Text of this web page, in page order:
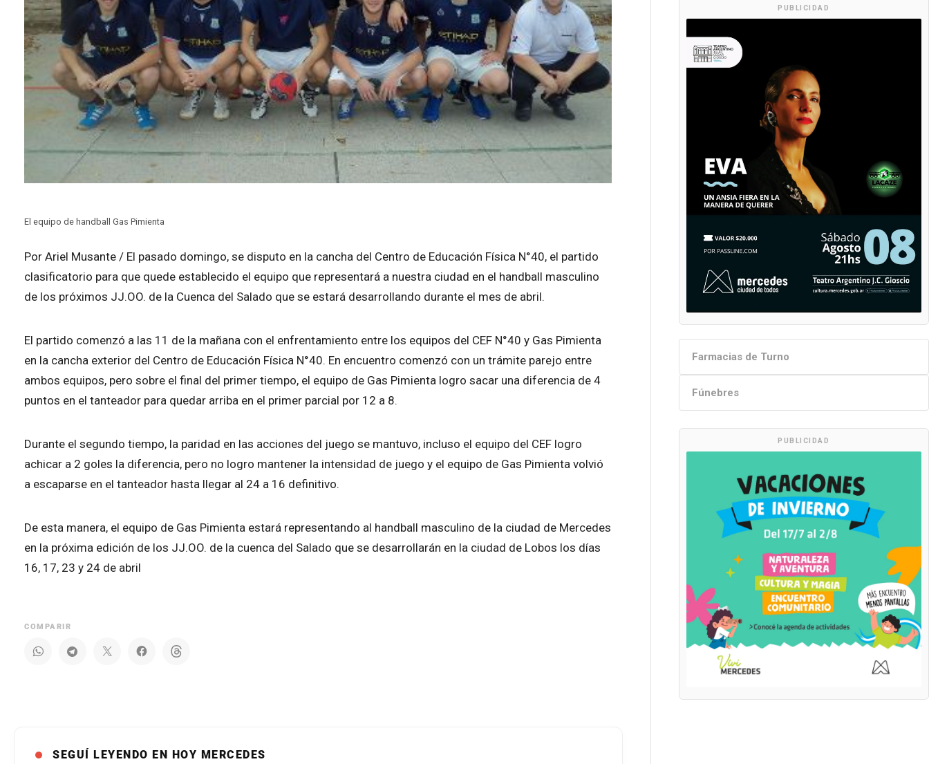
El equipo de handball Gas Pimienta
Por Ariel Musante / El pasado domingo, se disputo en la cancha del Centro de Educación Física N°40, el partido
clasificatorio para que quede establecido el equipo que representará a nuestra ciudad en el handball masculino
de los próximos JJ.OO. de la Cuenca del Salado que se estará desarrollando durante el mes de abril.
El partido comenzó a las 11 de la mañana con el enfrentamiento entre los equipos del CEF N°40 y Gas Pimienta
en la cancha exterior del Centro de Educación Física N°40. En encuentro comenzó con un trámite parejo entre
ambos equipos, pero sobre el final del primer tiempo, el equipo de Gas Pimienta logro sacar una diferencia de 4
puntos en el tanteador para quedar arriba en el primer parcial por 12 a 8.
Durante el segundo tiempo, la paridad en las acciones del juego se mantuvo, incluso el equipo del CEF logro
achicar a 2 goles la diferencia, pero no logro mantener la intensidad de juego y el equipo de Gas Pimienta volvió
a escaparse en el tanteador hasta llegar al 24 a 16 definitivo.
De esta manera, el equipo de Gas Pimienta estará representando al handball masculino de la ciudad de Mercedes
en la próxima edición de los JJ.OO. de la cuenca del Salado que se desarrollarán en la ciudad de Lobos los días
16, 17, 23 y 24 de abril
COMPARIR
SEGUÍ LEYENDO EN HOY MERCEDES
PUBLICIDAD
Farmacias de Turno
Fúnebres
PUBLICIDAD